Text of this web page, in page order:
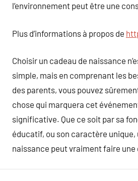
l’environnement peut être une
Plus d’informations à propos de
Choisir un cadeau de naissance
simple, mais en comprenant les
des parents, vous pouvez
chose qui marquera cet
significative. Que ce soit par sa
éducatif, ou son caractère unique,
naissance peut vraiment faire